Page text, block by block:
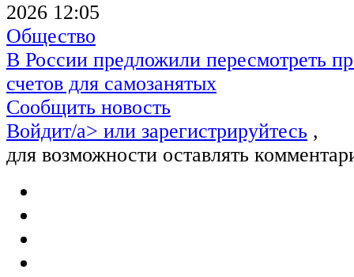
2026 12:05
Общество
В России предложили пересмотреть
счетов для самозанятых
Сообщить новость
Войдит/a> или зарегистрируйтесь ,
для возможности оставлять